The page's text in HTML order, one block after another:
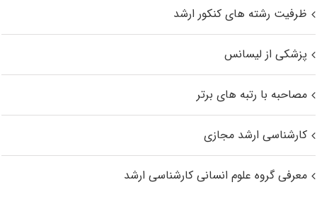
ظرفیت رشته های کنکور ارشد
پزشکی از لیسانس
مصاحبه با رتبه های برتر
کارشناسی ارشد مجازی
معرفی گروه علوم انسانی کارشناسی ارشد